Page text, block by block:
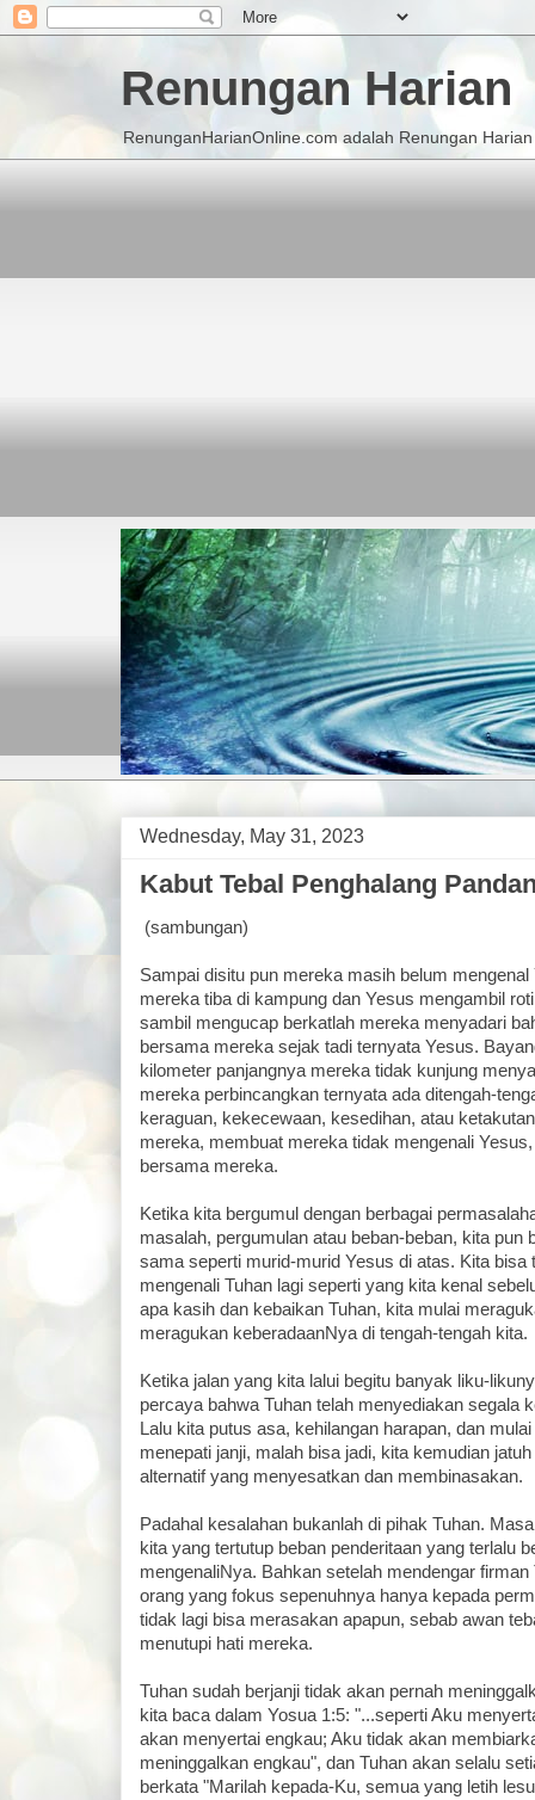
Renungan Harian
RenunganHarianOnline.com adalah Renungan
Wednesday, May 31, 2023
Kabut Tebal Penghalang
(sambungan)
Sampai disitu pun mereka masih belum
mereka tiba di kampung dan Yesus mengambil
sambil mengucap berkatlah mereka menyadari
bersama mereka sejak tadi ternyata Yesus.
kilometer panjangnya mereka tidak kunjung
mereka perbincangkan ternyata ada ditengah-
keraguan, kekecewaan, kesedihan, atau
mereka, membuat mereka tidak mengenali
bersama mereka.
Ketika kita bergumul dengan berbagai
masalah, pergumulan atau beban-beban, kita pun
sama seperti murid-murid Yesus di atas. Kita bisa
mengenali Tuhan lagi seperti yang kita kenal
apa kasih dan kebaikan Tuhan, kita mulai
meragukan keberadaanNya di tengah-tengah kita.
Ketika jalan yang kita lalui begitu banyak liku-
percaya bahwa Tuhan telah menyediakan segala
Lalu kita putus asa, kehilangan harapan, dan
menepati janji, malah bisa jadi, kita kemudian
alternatif yang menyesatkan dan membinasakan.
Padahal kesalahan bukanlah di pihak Tuhan.
kita yang tertutup beban penderitaan yang terlalu
mengenaliNya. Bahkan setelah mendengar
orang yang fokus sepenuhnya hanya kepada
tidak lagi bisa merasakan apapun, sebab awan
menutupi hati mereka.
Tuhan sudah berjanji tidak akan pernah
kita baca dalam Yosua 1:5: "...seperti Aku
akan menyertai engkau; Aku tidak akan
meninggalkan engkau", dan Tuhan akan selalu
berkata "Marilah kepada-Ku, semua yang letih